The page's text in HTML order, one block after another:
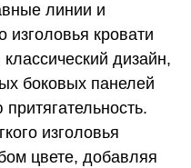
линии и
изголовья кровати
дизайн,
боковых панелей
изголовья
цвете, добавляя